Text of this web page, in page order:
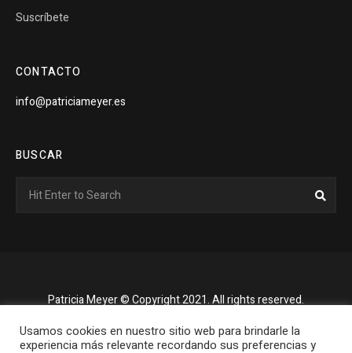
Suscríbete
CONTACTO
info@patriciameyer.es
BUSCAR
for:
Patricia Meyer © Copyright 2021. All rights reserved.
Usamos cookies en nuestro sitio web para brindarle la
experiencia más relevante recordando sus preferencias y